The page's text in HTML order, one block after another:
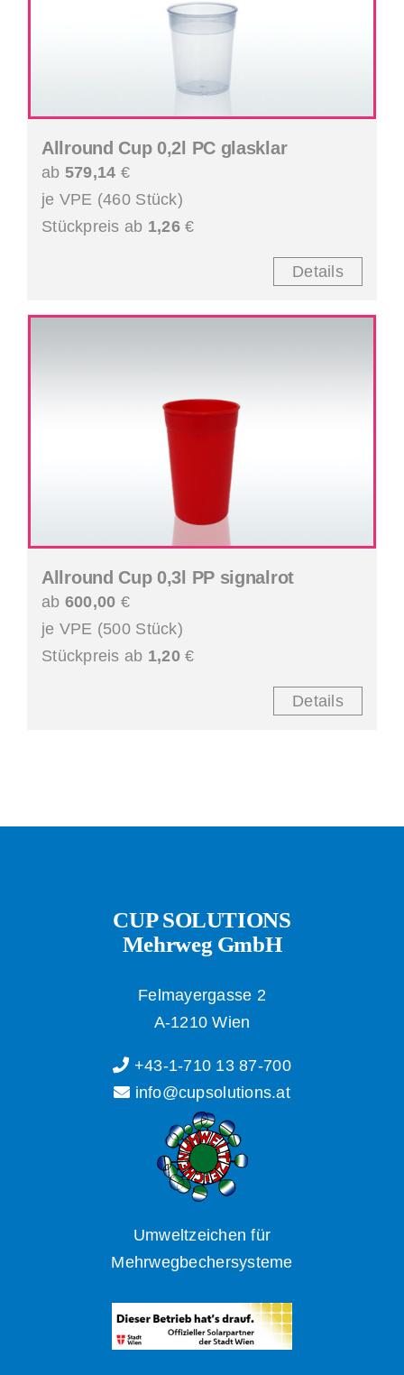
Allround Cup 0,2l PC glasklar
ab 579,14 €
je VPE (460 Stück)
Stückpreis ab 1,26€
Details
Allround Cup 0,3l PP signalrot
ab 600,00 €
je VPE (500 Stück)
Stückpreis ab 1,20€
Details
CUP SOLUTIONS
Mehrweg GmbH
Felmayergasse 2
A-1210 Wien
+43-1-710 13 87-700
info@cupsolutions.at
Umweltzeichen für
Mehrwegbechersysteme